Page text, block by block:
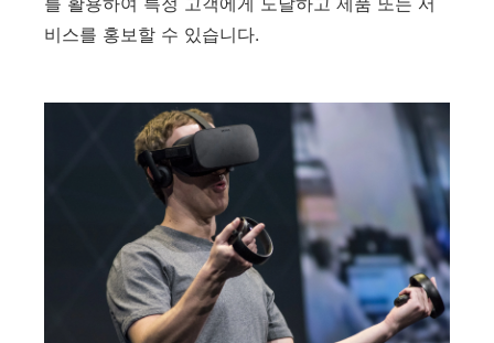
비스를 홍보할 수 있습니다.